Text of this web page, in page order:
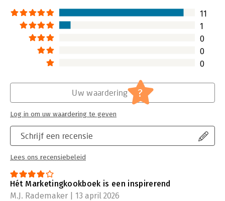
11
1
0
0
0
Schrijf een recensie
Lees ons recensiebeleid
Uw waardering ?
Log in om uw waardering te geven
Hét Marketingkookboek is een inspirerend
M.J. Rademaker | 13 april 2026